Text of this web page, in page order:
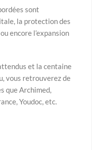
sont
la protection des
encore l’expansion
et la centaine
vous retrouverez de
que Archimed,
Youdoc, etc.